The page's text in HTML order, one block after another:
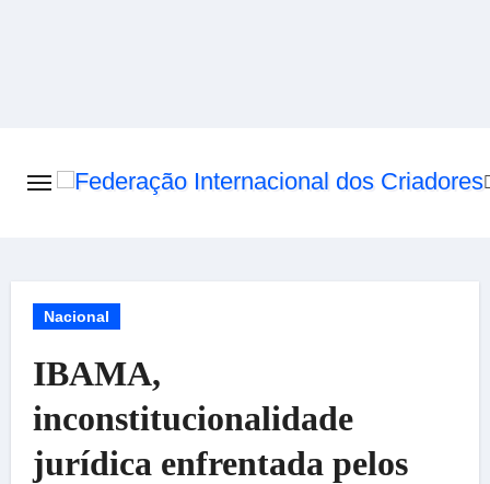
Nacional
IBAMA,
inconstitucionalidade
jurídica enfrentada pelos